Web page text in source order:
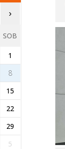
›
SOB
1
8
15
22
29
5